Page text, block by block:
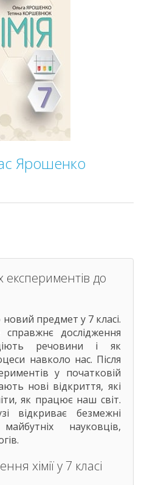
Ярошенко
експериментів до
предмет у 7 класі.
дослідження
речовини і як
навколо нас. Після
у початковій
нові відкриття, які
як працює наш світ.
відкриває безмежні
науковців,
хімії у 7 класі